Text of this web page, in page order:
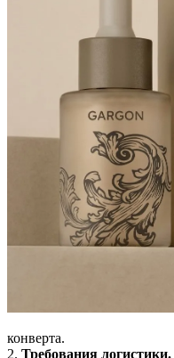
конверта.
2. Требования логистики.